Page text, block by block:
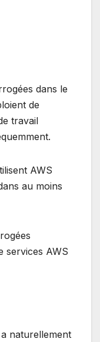
dans le
de
travail
AWS
au moins
services AWS
a naturellement